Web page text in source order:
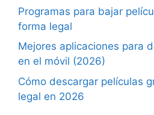
Programas para bajar
forma legal
Mejores aplicaciones para
en el móvil (2026)
Cómo descargar películas
legal en 2026